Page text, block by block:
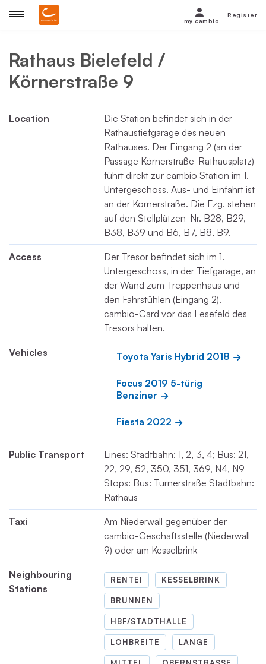
Rathaus Bielefeld /
Körnerstraße 9
Location
Die Station befindet sich in der
Rathaustiefgarage des neuen
Rathauses. Der Eingang 2 (an der
Passage Körnerstraße-Rathausplatz)
führt direkt zur cambio Station im 1.
Untergeschoss. Aus- und Einfahrt ist
an der Körnerstraße. Die Fzg. stehen
auf den Stellplätzen-Nr. B28, B29,
B38, B39 und B6, B7, B8, B9.
Access
Der Tresor befindet sich im 1.
Untergeschoss, in der Tiefgarage, an
der Wand zum Treppenhaus und
den Fahrstühlen (Eingang 2).
cambio-Card vor das Lesefeld des
Tresors halten.
Vehicles Toyota Yaris Hybrid 2018
Focus 2019 5-türig
Benziner
Fiesta 2022
Public Transport
Lines: Stadtbahn: 1, 2, 3, 4; Bus: 21,
22, 29, 52, 350, 351, 369, N4, N9
Stops: Bus: Turnerstraße Stadtbahn:
Rathaus
Taxi
Am Niederwall gegenüber der
cambio-Geschäftsstelle (Niederwall
9) oder am Kesselbrink
Neighbouring
Stations
RENTEI KESSELBRINK
BRUNNEN
HBF/STADTHALLE
LOHBREITE LANGE
my cambio
Register